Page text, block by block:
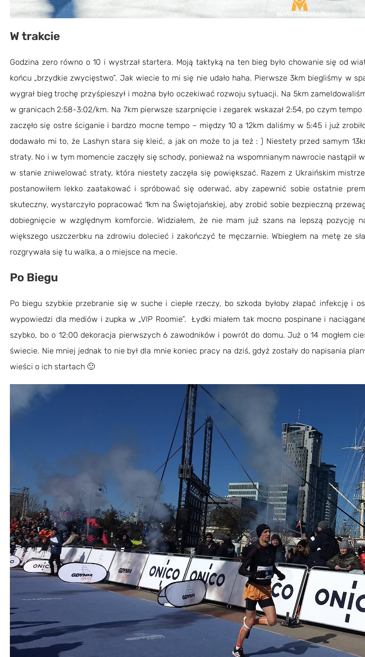
W trakcie
Godzina zero równo o 10 i wystrzał startera. Moją taktyką na ten bieg było chowanie się od
końcu „brzydkie zwycięstwo”. Jak wiecie to mi się nie udało haha. Pierwsze 3km biegliśmy w
wygrał bieg trochę przyśpieszył i można było oczekiwać rozwoju sytuacji. Na 5km
w granicach 2:58-3:02/km. Na 7km pierwsze szarpnięcie i zegarek wskazał 2:54, po czym
zaczęło się ostre ściganie i bardzo mocne tempo – między 10 a 12km daliśmy w 5:45 i już
dodawało mi to, że Lashyn stara się kleić, a jak on może to ja też : ) Niestety przed samym
straty. No i w tym momencie zaczęły się schody, ponieważ na wspomnianym nawrocie nastąpił
w stanie zniwelować straty, która niestety zaczęła się powiększać. Razem z Ukraińskim
postanowiłem lekko zaatakować i spróbować się oderwać, aby zapewnić sobie ostatnie
skuteczny, wystarczyło popracować 1km na Świętojańskiej, aby zrobić sobie bezpieczną
dobiegnięcie w względnym komforcie. Widziałem, że nie mam już szans na lepszą pozycję
większego uszczerbku na zdrowiu dolecieć i zakończyć te męczarnie. Wbiegłem na metę ze
rozgrywała się tu walka, a o miejsce na mecie.
Po Biegu
Po biegu szybkie przebranie się w suche i ciepłe rzeczy, bo szkoda byłoby złapać infekcję i
wypowiedzi dla mediów i zupka w „VIP Roomie”. Łydki miałem tak mocno pospinane i
szybko, bo o 12:00 dekoracja pierwszych 6 zawodników i powrót do domu. Już o 14 mogłem
świecie. Nie mniej jednak to nie był dla mnie koniec pracy na dziś, gdyż zostały do napisania
wieści o ich startach 🙂